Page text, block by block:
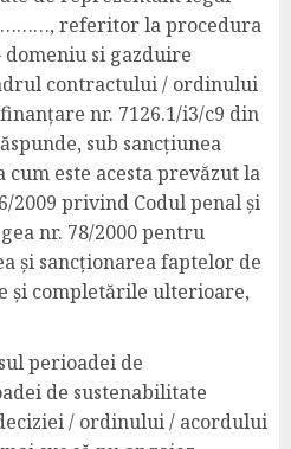
referitor la procedura
si gazduire
contractului / ordinului
nr. 7126.1/i3/c9 din
sub sancțiunea
este acesta prevăzut la
2009 privind Codul penal și
nr. 78/2000 pentru
și sancționarea faptelor de
și completările ulterioare,
perioadei de
de sustenabilitate
/ ordinului / acordului